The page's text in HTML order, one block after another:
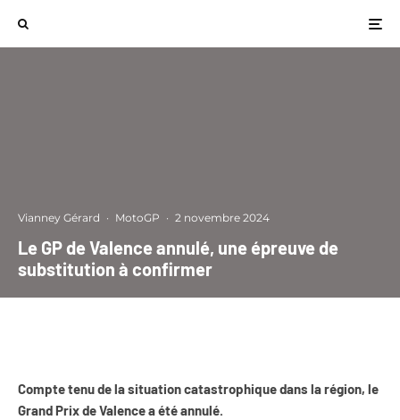
Vianney Gérard · MotoGP · 2 novembre 2024
Le GP de Valence annulé, une épreuve de
substitution à confirmer
Compte tenu de la situation catastrophique dans la région, le
Grand Prix de Valence a été annulé.